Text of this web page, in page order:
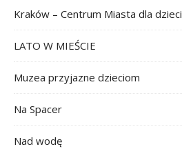
Kraków – Centrum Miasta dla dzieci
LATO W MIEŚCIE
Muzea przyjazne dzieciom
Na Spacer
Nad wodę